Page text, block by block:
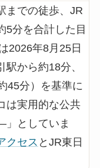
までの徒歩、JR
5分を合計した目
2026年8月25日
から約18分、
45分）を基準に
は実用的な公共
」としていま
クセス とJR東日